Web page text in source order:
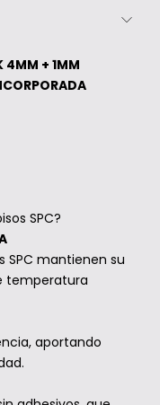
4MM + 1MM
SPC?
SPC mantienen su
temperatura
aportando